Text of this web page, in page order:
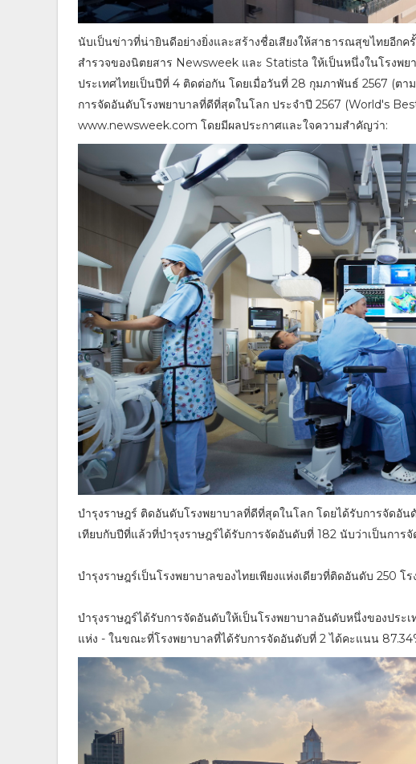
นับเป็นข่าวที่น่ายินดีอย่างยิ่งและสร้างชื่อเสียงให้สาธารณสุขไทยอีกค
สำรวจของนิตยสาร Newsweek และ Statista ให้เป็นหนึ่งในโรงพ
ประเทศไทยเป็นปีที่ 4 ติดต่อกัน โดยเมื่อวันที่ 28 กุมภาพันธ์ 2567 (ต
การจัดอันดับโรงพยาบาลที่ดีที่สุดในโลก ประจำปี 2567 (World's
www.newsweek.com โดยมีผลประกาศและใจความสำคัญว่า:
บำรุงราษฎร์ ติดอันดับโรงพยาบาลที่ดีที่สุดในโลก โดยได้รับการจัดอั
เทียบกับปีที่แล้วที่บำรุงราษฎร์ได้รับการจัดอันดับที่ 182 นับว่าเป็นการ
บำรุงราษฎร์เป็นโรงพยาบาลของไทยเพียงแห่งเดียวที่ติดอันดับ 250
บำรุงราษฎร์ได้รับการจัดอันดับให้เป็นโรงพยาบาลอันดับหนึ่งของประ
แห่ง - ในขณะที่โรงพยาบาลที่ได้รับการจัดอันดับที่ 2 ได้คะแนน